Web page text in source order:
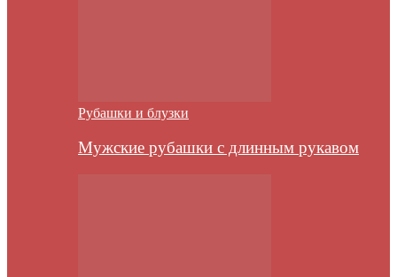
Рубашки и блузки
Мужские рубашки с длинным рукавом